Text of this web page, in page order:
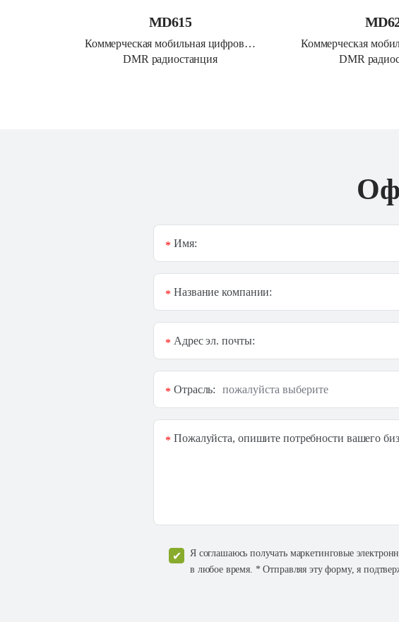
MD615
Коммерческая мобильная цифровая
DMR радиостанция
Коммерческая
DMR
Имя:
*
Название компании:
*
Адрес эл. почты:
*
Отрасль:
*
Пожалуйста, опишите потребности вашего
*
Я соглашаюсь получать маркетинговые
в любое время. * Отправляя эту форму, я